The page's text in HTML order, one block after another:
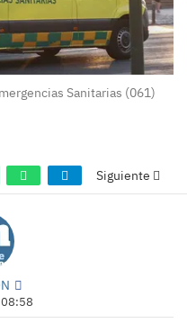
Sanitarias (061)
Siguiente